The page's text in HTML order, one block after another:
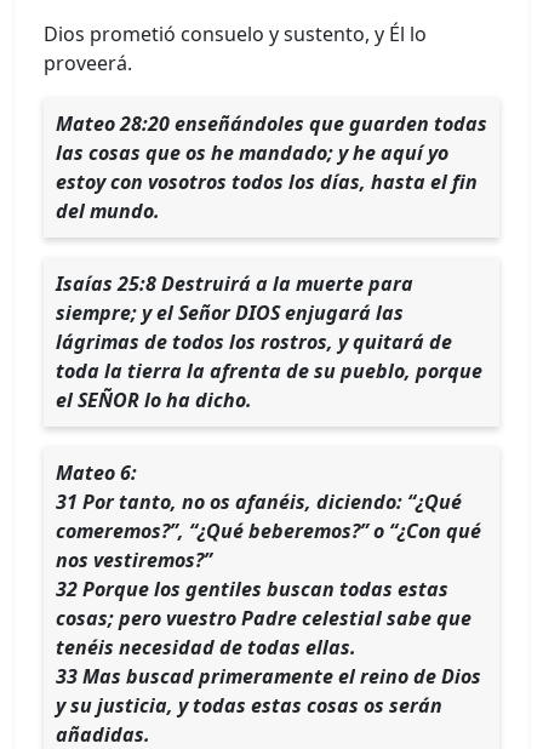
Dios prometió consuelo y sustento, y Él lo
proveerá.
Mateo 28:20 enseñándoles que guarden todas
las cosas que os he mandado; y he aquí yo
estoy con vosotros todos los días, hasta el fin
del mundo.
Isaías 25:8 Destruirá a la muerte para
siempre; y el Señor DIOS enjugará las
lágrimas de todos los rostros, y quitará de
toda la tierra la afrenta de su pueblo, porque
el SEÑOR lo ha dicho.
Mateo 6:
31 Por tanto, no os afanéis, diciendo: “¿Qué
comeremos?”, “¿Qué beberemos?” o “¿Con qué
nos vestiremos?”
32 Porque los gentiles buscan todas estas
cosas; pero vuestro Padre celestial sabe que
tenéis necesidad de todas ellas.
33 Mas buscad primeramente el reino de Dios
y su justicia, y todas estas cosas os serán
añadidas.